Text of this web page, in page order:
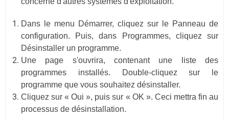
Dans le menu Démarrer, cliquez sur le Panneau de
configuration. Puis, dans Programmes, cliquez sur
Désinstaller un programme.
Une page s'ouvrira, contenant une liste des
programmes installés. Double-cliquez sur le
programme que vous souhaitez désinstaller.
Cliquez sur « Oui », puis sur « OK ». Ceci mettra fin au
processus de désinstallation.